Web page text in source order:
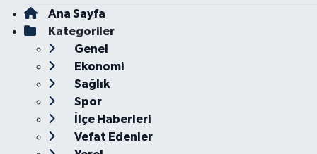
Ana Sayfa
Kategoriler
Genel
Ekonomi
Sağlık
Spor
İlçe Haberleri
Vefat Edenler